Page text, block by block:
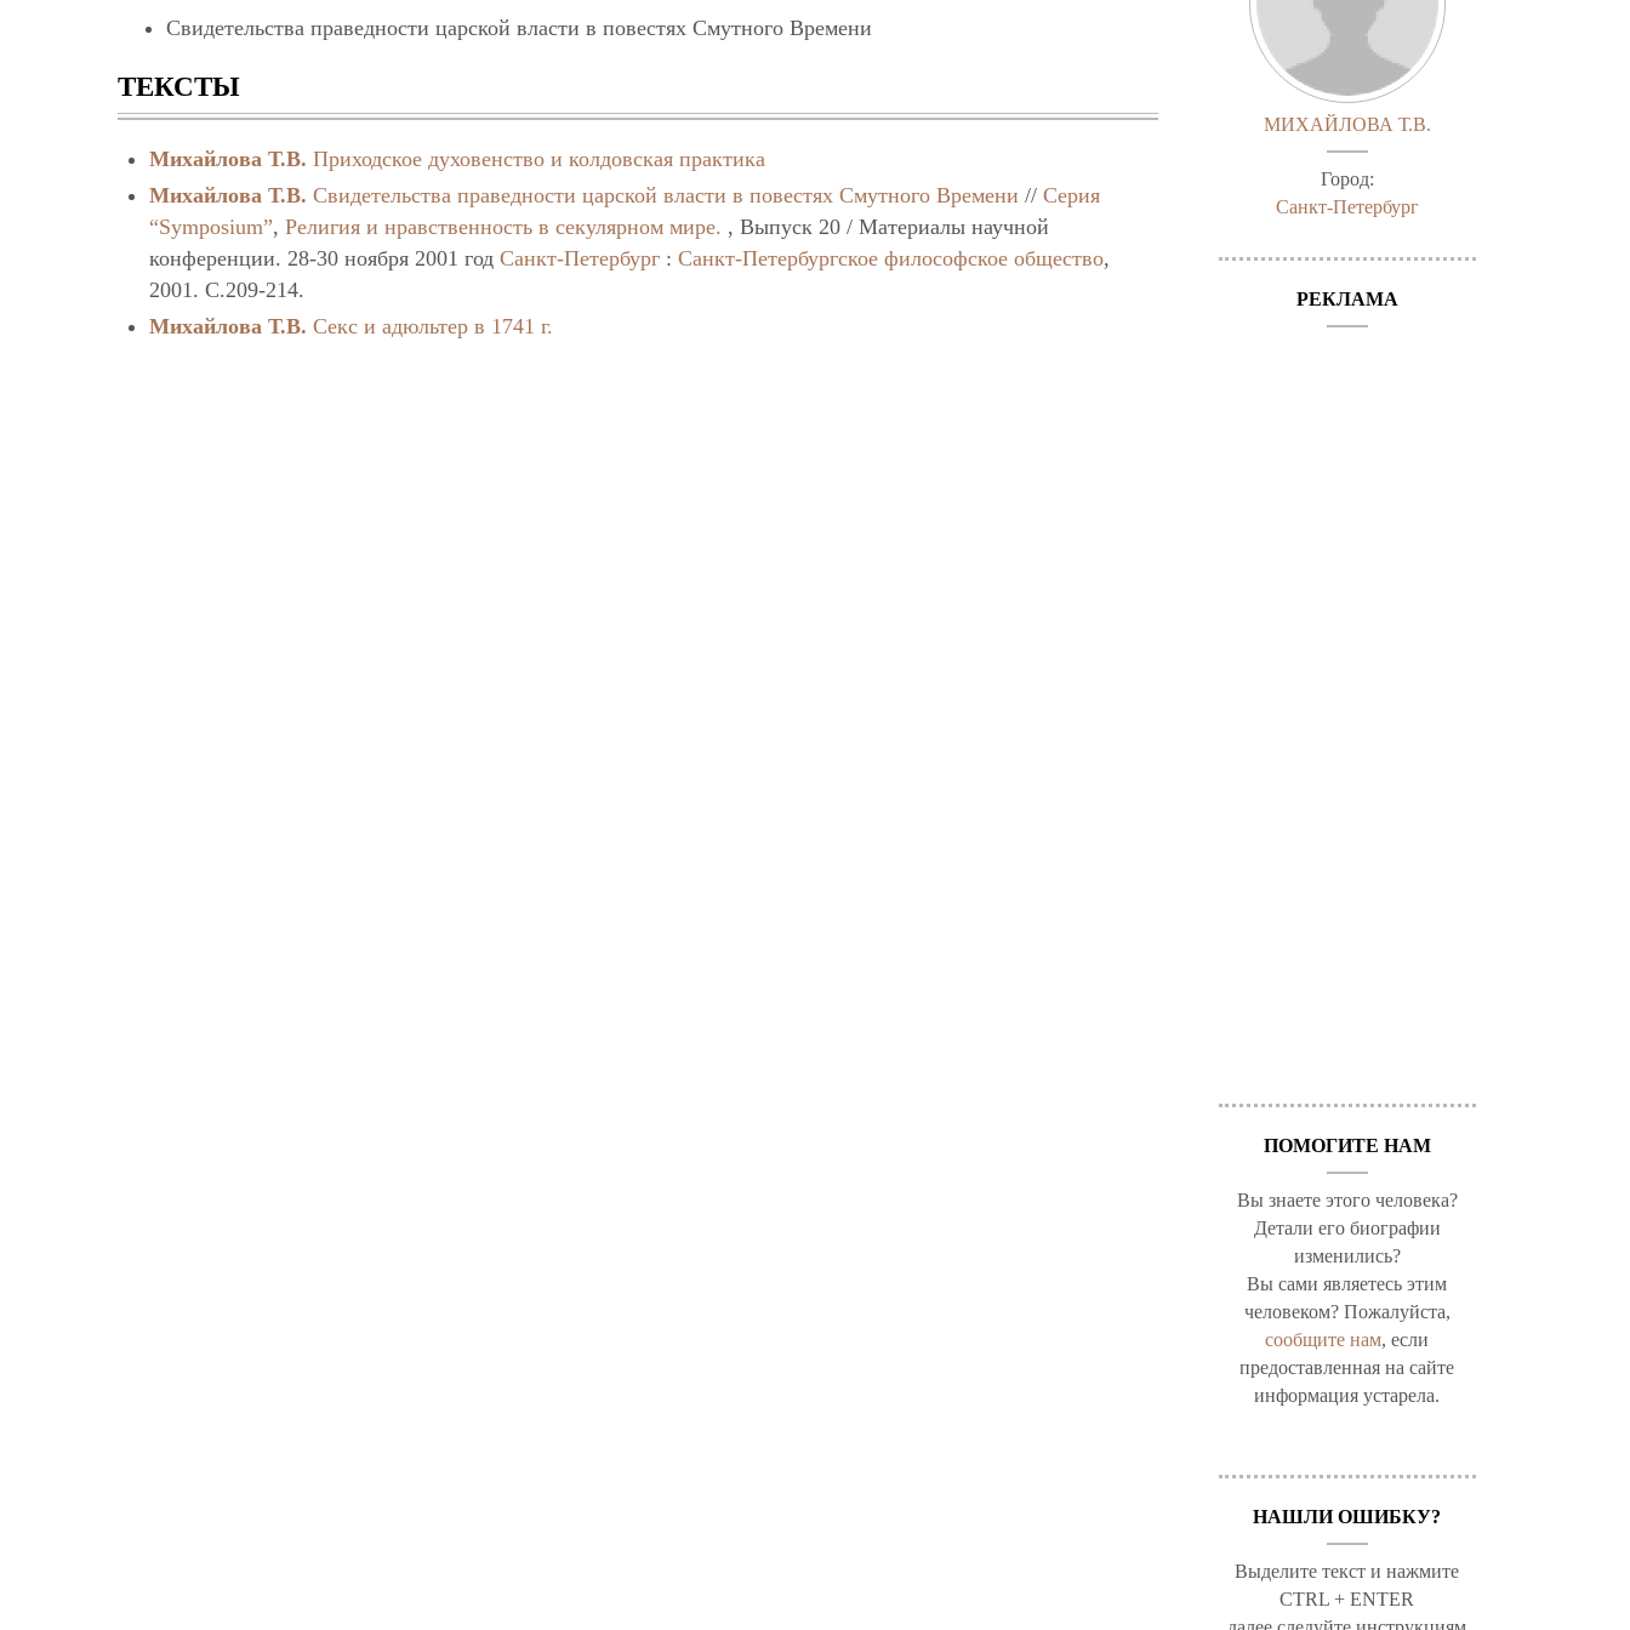
Свидетельства праведности царской власти в повестях Смутного Времени
ТЕКСТЫ
Михайлова Т.В. Приходское духовенство и колдовская практика
Михайлова Т.В. Свидетельства праведности царской власти в повестях Смутного Времени //Серия
“Symposium”,Религия и нравственность в секулярном мире. , Выпуск 20 / Материалы научной
конференции. 28-30 ноября 2001 годСанкт-Петербург :Санкт-Петербургское философское общество,
2001. C.209-214.
Михайлова Т.В. Секс и адюльтер в 1741 г.
МИХАЙЛОВА Т.В.
Город:
Санкт-Петербург
РЕКЛАМА
ПОМОГИТЕ НАМ
Вы знаете этого человека?
Детали его биографии
изменились?
Вы сами являетесь этим
человеком? Пожалуйста,
сообщите нам, если
предоставленная на сайте
информация устарела.
НАШЛИ ОШИБКУ?
Выделите текст и нажмите
CTRL + ENTER